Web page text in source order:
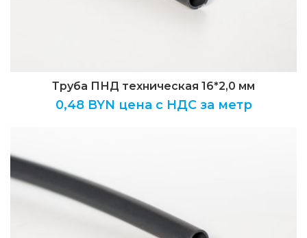
Труба ПНД техническая 16*2,0 мм
0,48 BYN цена с НДС за метр